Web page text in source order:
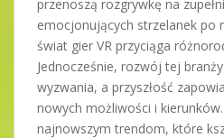
przenoszą rozgrywkę na
emocjonujących strzelanek po
świat gier VR przyciąga
Jednocześnie, rozwój tej
wyzwania, a przyszłość
nowych możliwości i
najnowszym trendom, które